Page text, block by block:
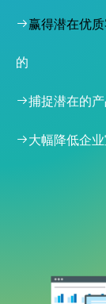
赢得潜在优
的
捕捉潜在的
大幅降低企